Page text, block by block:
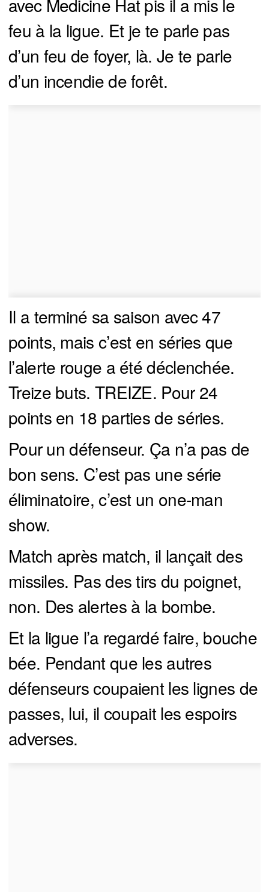
avec Medicine Hat pis il a mis le
feu à la ligue. Et je te parle pas
d’un feu de foyer, là. Je te parle
d’un incendie de forêt.
Il a terminé sa saison avec 47
points, mais c’est en séries que
l’alerte rouge a été déclenchée.
Treize buts. TREIZE. Pour 24
points en 18 parties de séries.
Pour un défenseur. Ça n’a pas de
bon sens. C’est pas une série
éliminatoire, c’est un one-man
show.
Match après match, il lançait des
missiles. Pas des tirs du poignet,
non. Des alertes à la bombe.
Et la ligue l’a regardé faire, bouche
bée. Pendant que les autres
défenseurs coupaient les lignes de
passes, lui, il coupait les espoirs
adverses.